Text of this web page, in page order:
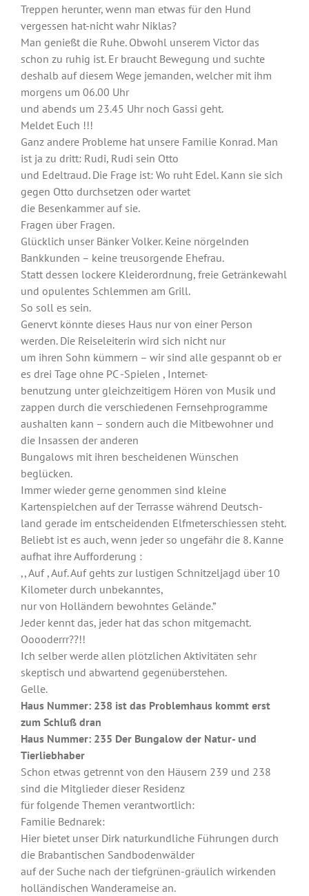
Treppen herunter, wenn man etwas für den Hund
vergessen hat-nicht wahr Niklas?
Man genießt die Ruhe. Obwohl unserem Victor das
schon zu ruhig ist. Er braucht Bewegung und suchte
deshalb auf diesem Wege jemanden, welcher mit ihm
morgens um 06.00 Uhr
und abends um 23.45 Uhr noch Gassi geht.
Meldet Euch !!!
Ganz andere Probleme hat unsere Familie Konrad. Man
ist ja zu dritt: Rudi, Rudi sein Otto
und Edeltraud. Die Frage ist: Wo ruht Edel. Kann sie sich
gegen Otto durchsetzen oder wartet
die Besenkammer auf sie.
Fragen über Fragen.
Glücklich unser Bänker Volker. Keine nörgelnden
Bankkunden – keine treusorgende Ehefrau.
Statt dessen lockere Kleiderordnung, freie Getränkewahl
und opulentes Schlemmen am Grill.
So soll es sein.
Genervt könnte dieses Haus nur von einer Person
werden. Die Reiseleiterin wird sich nicht nur
um ihren Sohn kümmern – wir sind alle gespannt ob er
es drei Tage ohne PC -Spielen , Internet-
benutzung unter gleichzeitigem Hören von Musik und
zappen durch die verschiedenen Fernsehprogramme
aushalten kann – sondern auch die Mitbewohner und
die Insassen der anderen
Bungalows mit ihren bescheidenen Wünschen
beglücken.
Immer wieder gerne genommen sind kleine
Kartenspielchen auf der Terrasse während Deutsch-
land gerade im entscheidenden Elfmeterschiessen steht.
Beliebt ist es auch, wenn jeder so ungefähr die 8. Kanne
aufhat ihre Aufforderung :
,, Auf , Auf. Auf gehts zur lustigen Schnitzeljagd über 10
Kilometer durch unbekanntes,
nur von Holländern bewohntes Gelände.”
Jeder kennt das, jeder hat das schon mitgemacht.
Ooooderrr??!!
Ich selber werde allen plötzlichen Aktivitäten sehr
skeptisch und abwartend gegenüberstehen.
Gelle.
Haus Nummer: 238 ist das Problemhaus kommt erst
zum Schluß dran
Haus Nummer: 235 Der Bungalow der Natur- und
Tierliebhaber
Schon etwas getrennt von den Häusern 239 und 238
sind die Mitglieder dieser Residenz
für folgende Themen verantwortlich:
Familie Bednarek:
Hier bietet unser Dirk naturkundliche Führungen durch
die Brabantischen Sandbodenwälder
auf der Suche nach der tiefgrünen-gräulich wirkenden
holländischen Wanderameise an.